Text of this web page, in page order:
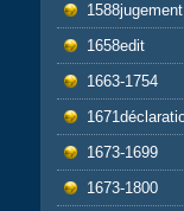
1588jugement
1658edit
1663-1754
1673-1699
1673-1800